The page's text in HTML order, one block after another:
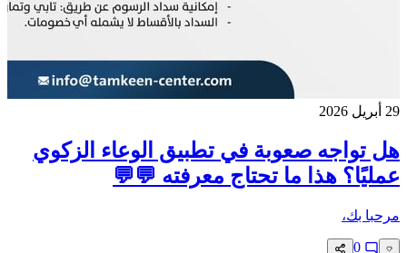
29 أبريل 2026
هل تواجه صعوبة في تطبيق الوعاء الزكوي
عمليًا؟ هذا ما تحتاج معرفته 💬💬
مرحبا بك،